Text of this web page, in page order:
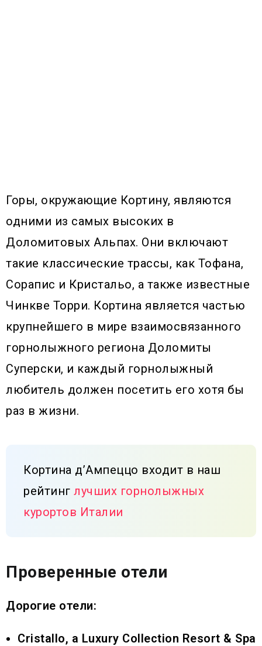
Горы, окружающие Кортину, являются
одними из самых высоких в
Доломитовых Альпах. Они включают
такие классические трассы, как Тофана,
Сорапис и Кристальо, а также известные
Чинкве Торри. Кортина является частью
крупнейшего в мире взаимосвязанного
горнолыжного региона Доломиты
Суперски, и каждый горнолыжный
любитель должен посетить его хотя бы
раз в жизни.
Кортина д’Ампеццо входит в наш
рейтинг лучших горнолыжных
курортов Италии
Проверенные отели
Дорогие отели:
Cristallo, a Luxury Collection Resort & Spa